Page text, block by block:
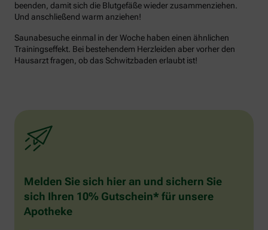
beenden, damit sich die Blutgefäße wieder zusammenziehen.
Und anschließend warm anziehen!
Saunabesuche einmal in der Woche haben einen ähnlichen
Trainingseffekt. Bei bestehendem Herzleiden aber vorher den
Hausarzt fragen, ob das Schwitzbaden erlaubt ist!
Melden Sie sich hier an und sichern Sie
sich Ihren 10% Gutschein* für unsere
Apotheke